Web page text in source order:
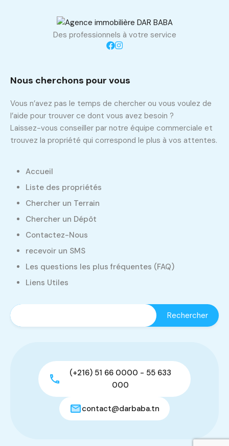
Des professionnels à votre service
Nous cherchons pour vous
Vous n’avez pas le temps de chercher ou vous voulez de
l’aide pour trouver ce dont vous avez besoin ?
Laissez-vous conseiller par notre équipe commerciale et
trouvez la propriété qui correspond le plus à vos attentes.
Accueil
Liste des propriétés
Chercher un Terrain
Chercher un Dépôt
Contactez-Nous
recevoir un SMS
Les questions les plus fréquentes (FAQ)
Liens Utiles
(+216) 51 66 0000 - 55 633
000
contact@darbaba.tn